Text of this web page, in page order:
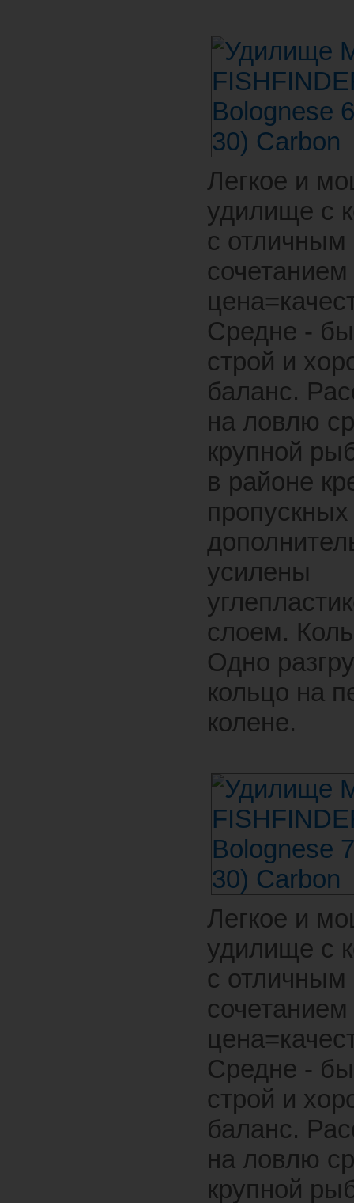
Легкое и
удилище с
с отличным
сочетанием
Средне -
строй и
баланс.
на ловлю
крупной
в районе
усилены
слоем.
Одно
кольцо на
колене.
Легкое и
удилище с
с отличным
сочетанием
Средне -
строй и
баланс.
на ловлю
крупной